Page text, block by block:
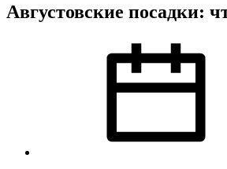
Августовские посадки: